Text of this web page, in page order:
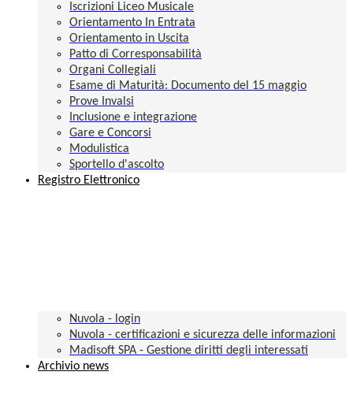
Iscrizioni Liceo Musicale
Orientamento In Entrata
Orientamento in Uscita
Patto di Corresponsabilità
Organi Collegiali
Esame di Maturità: Documento del 15 maggio
Prove Invalsi
Inclusione e integrazione
Gare e Concorsi
Modulistica
Sportello d'ascolto
Registro Elettronico
Nuvola - login
Nuvola - certificazioni e sicurezza delle informazioni
Madisoft SPA - Gestione diritti degli interessati
Archivio news